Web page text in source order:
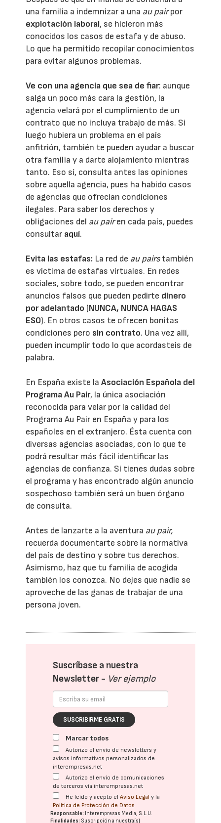
una familia a indemnizar a una au pairpor
explotación laboral, se hicieron más
conocidos los casos de estafa y de abuso.
Lo que ha permitido recopilar conocimientos
para evitar algunos problemas.
Ve con una agencia que sea de fiar: aunque
salga un poco más cara la gestión, la
agencia velará por el cumplimiento de un
contrato que no incluya trabajo de más. Si
luego hubiera un problema en el país
anfitrión, también te pueden ayudar a buscar
otra familia y a darte alojamiento mientras
tanto. Eso sí, consulta antes las opiniones
sobre aquella agencia, pues ha habido casos
de agencias que ofrecían condiciones
ilegales. Para saber los derechos y
obligaciones del au pairen cada país, puedes
consultar aquí.
Evita las estafas: La red de au pairstambién
es víctima de estafas virtuales. En redes
sociales, sobre todo, se pueden encontrar
anuncios falsos que pueden pedirte dinero
por adelantado (NUNCA, NUNCA HAGAS
ESO). En otros casos te ofrecen bonitas
condiciones pero sin contrato. Una vez allí,
pueden incumplir todo lo que acordasteis de
palabra.
En España existe laAsociación Española del
Programa Au Pair, la única asociación
reconocida para velar por la calidad del
Programa Au Pair en España y para los
españoles en el extranjero. Ésta cuenta con
diversas agencias asociadas, con lo que te
podrá resultar más fácil identificar las
agencias de confianza. Si tienes dudas sobre
el programa y has encontrado algún anuncio
sospechoso también será un buen órgano
de consulta.
Antes de lanzarte a la aventura au pair,
recuerda documentarte sobre la normativa
del país de destino y sobre tus derechos.
Asimismo, haz que tu familia de acogida
también los conozca. No dejes que nadie se
aproveche de las ganas de trabajar de una
persona joven.
Suscríbase a nuestra
Newsletter - Ver ejemplo
SUSCRIBIRME GRATIS
Marcar todos
Autorizo el envío de newsletters y
avisos informativos personalizados de
interempresas.net
Autorizo el envío de comunicaciones
de terceros vía interempresas.net
He leído y acepto elAviso Legal y la
Política de Protección de Datos
Responsable: Interempresas Media, S.L.U.
Finalidades: Suscripción a nuestra(s)